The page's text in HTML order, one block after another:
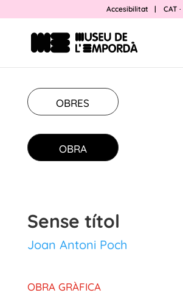
Accesibilitat | CAT ·
OBRES
OBRA
Sense títol
Joan Antoni Poch
OBRA GRÀFICA